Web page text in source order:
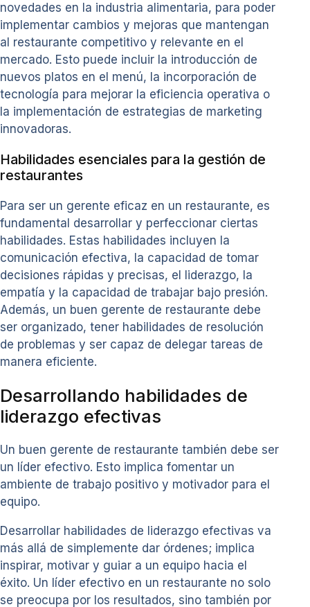
novedades en la industria alimentaria, para poder
implementar cambios y mejoras que mantengan
al restaurante competitivo y relevante en el
mercado. Esto puede incluir la introducción de
nuevos platos en el menú, la incorporación de
tecnología para mejorar la eficiencia operativa o
la implementación de estrategias de marketing
innovadoras.
Habilidades esenciales para la gestión de
restaurantes
Para ser un gerente eficaz en un restaurante, es
fundamental desarrollar y perfeccionar ciertas
habilidades. Estas habilidades incluyen la
comunicación efectiva, la capacidad de tomar
decisiones rápidas y precisas, el liderazgo, la
empatía y la capacidad de trabajar bajo presión.
Además, un buen gerente de restaurante debe
ser organizado, tener habilidades de resolución
de problemas y ser capaz de delegar tareas de
manera eficiente.
Desarrollando habilidades de
liderazgo efectivas
Un buen gerente de restaurante también debe ser
un líder efectivo. Esto implica fomentar un
ambiente de trabajo positivo y motivador para el
equipo.
Desarrollar habilidades de liderazgo efectivas va
más allá de simplemente dar órdenes; implica
inspirar, motivar y guiar a un equipo hacia el
éxito. Un líder efectivo en un restaurante no solo
se preocupa por los resultados, sino también por